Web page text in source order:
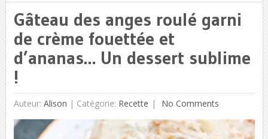
Gâteau des anges roulé garni
de crème fouettée et
d’ananas… Un dessert sublime
!
Auteur: Alison | Catégorie: Recette No Comments